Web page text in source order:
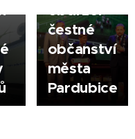
obdržel
čestné
občanství
města
Pardubice